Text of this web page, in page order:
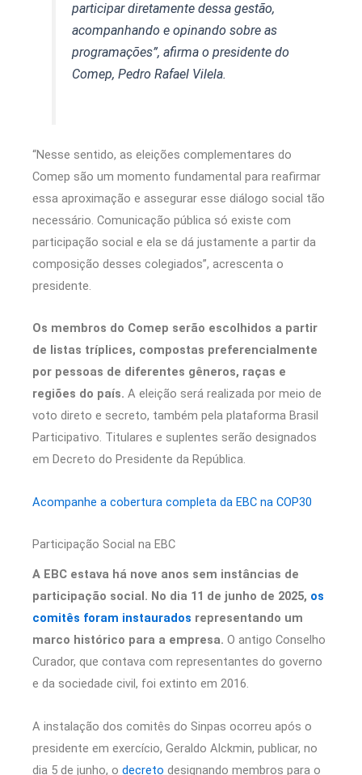
participar diretamente dessa gestão,
acompanhando e opinando sobre as
programações”, afirma o presidente do
Comep, Pedro Rafael Vilela.
“Nesse sentido, as eleições complementares do
Comep são um momento fundamental para reafirmar
essa aproximação e assegurar esse diálogo social tão
necessário. Comunicação pública só existe com
participação social e ela se dá justamente a partir da
composição desses colegiados”, acrescenta o
presidente.
Os membros do Comep serão escolhidos a partir
de listas tríplices, compostas preferencialmente
por pessoas de diferentes gêneros, raças e
regiões do país. A eleição será realizada por meio de
voto direto e secreto, também pela plataforma Brasil
Participativo. Titulares e suplentes serão designados
em Decreto do Presidente da República.
Acompanhe a cobertura completa da EBC na COP30
Participação Social na EBC
A EBC estava há nove anos sem instâncias de
participação social. No dia 11 de junho de 2025, os
comitês foram instaurados representando um
marco histórico para a empresa. O antigo Conselho
Curador, que contava com representantes do governo
e da sociedade civil, foi extinto em 2016.
A instalação dos comitês do Sinpas ocorreu após o
presidente em exercício, Geraldo Alckmin, publicar, no
dia 5 de junho, o decreto designando membros para o